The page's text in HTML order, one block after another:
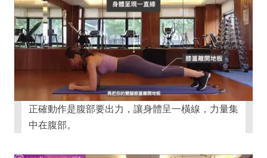
正確動作是腹部要出力，讓身體呈一橫線，力量集
中在腹部。